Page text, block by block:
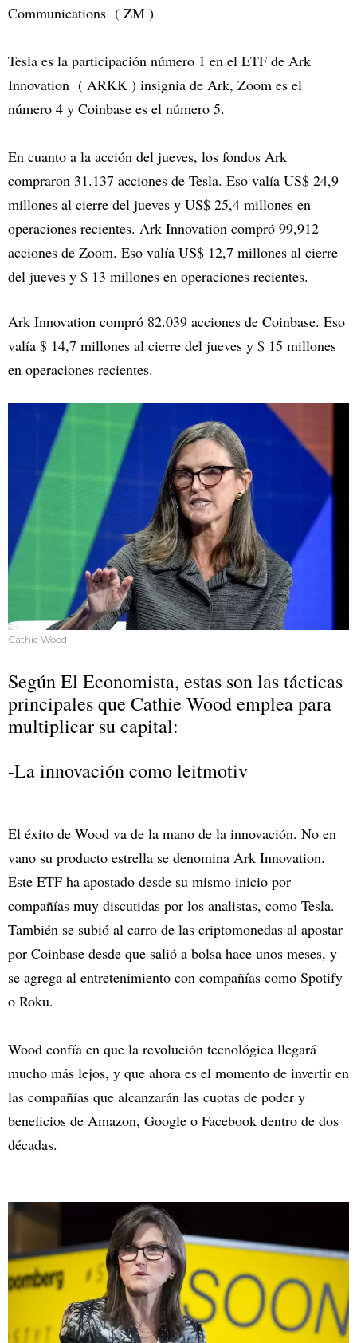
Communications ( ZM )
Tesla es la participación número 1 en el ETF de Ark
Innovation ( ARKK ) insignia de Ark, Zoom es el
número 4 y Coinbase es el número 5.
En cuanto a la acción del jueves, los fondos Ark
compraron 31.137 acciones de Tesla. Eso valía US$ 24,9
millones al cierre del jueves y US$ 25,4 millones en
operaciones recientes. Ark Innovation compró 99,912
acciones de Zoom. Eso valía US$ 12,7 millones al cierre
del jueves y $ 13 millones en operaciones recientes.
Ark Innovation compró 82.039 acciones de Coinbase. Eso
valía $ 14,7 millones al cierre del jueves y $ 15 millones
en operaciones recientes.
Cathie Wood
Según El Economista, estas son las tácticas
principales que Cathie Wood emplea para
multiplicar su capital:
-La innovación como leitmotiv
El éxito de Wood va de la mano de la innovación. No en
vano su producto estrella se denomina Ark Innovation.
Este ETF ha apostado desde su mismo inicio por
compañías muy discutidas por los analistas, como Tesla.
También se subió al carro de las criptomonedas al apostar
por Coinbase desde que salió a bolsa hace unos meses, y
se agrega al entretenimiento con compañías como Spotify
o Roku.
Wood confía en que la revolución tecnológica llegará
mucho más lejos, y que ahora es el momento de invertir en
las compañías que alcanzarán las cuotas de poder y
beneficios de Amazon, Google o Facebook dentro de dos
décadas.